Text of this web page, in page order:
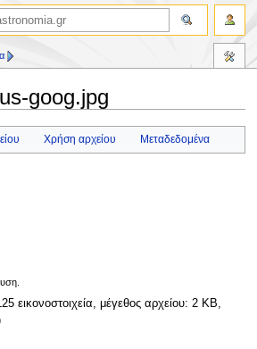
goog.jpg
Χρήση αρχείου Μεταδεδομένα
εικονοστοιχεία, μέγεθος αρχείου: 2 KB,